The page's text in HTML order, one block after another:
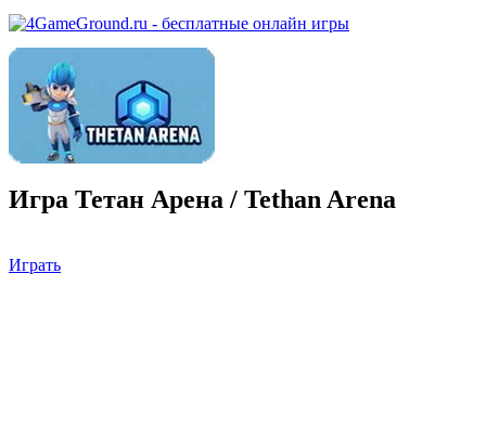
Игра Тетан Арена / Tethan Arena
Играть